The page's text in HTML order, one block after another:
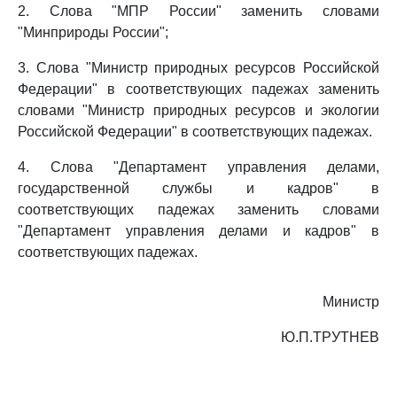
2. Слова "МПР России" заменить словами
"Минприроды России";
3. Слова "Министр природных ресурсов Российской
Федерации" в соответствующих падежах заменить
словами "Министр природных ресурсов и экологии
Российской Федерации" в соответствующих падежах.
4. Слова "Департамент управления делами,
государственной службы и кадров" в
соответствующих падежах заменить словами
"Департамент управления делами и кадров" в
соответствующих падежах.
Министр
Ю.П.ТРУТНЕВ